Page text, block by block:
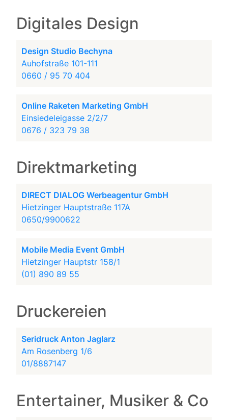
Digitales Design
Design Studio Bechyna
Auhofstraße 101-111
0660 / 95 70 404
Online Raketen Marketing GmbH
Einsiedeleigasse 2/2/7
0676 / 323 79 38
Direktmarketing
DIRECT DIALOG Werbeagentur GmbH
Hietzinger Hauptstraße 117A
0650/9900622
Mobile Media Event GmbH
Hietzinger Hauptstr 158/1
(01) 890 89 55
Druckereien
Seridruck Anton Jaglarz
Am Rosenberg 1/6
01/8887147
Entertainer, Musiker & Co